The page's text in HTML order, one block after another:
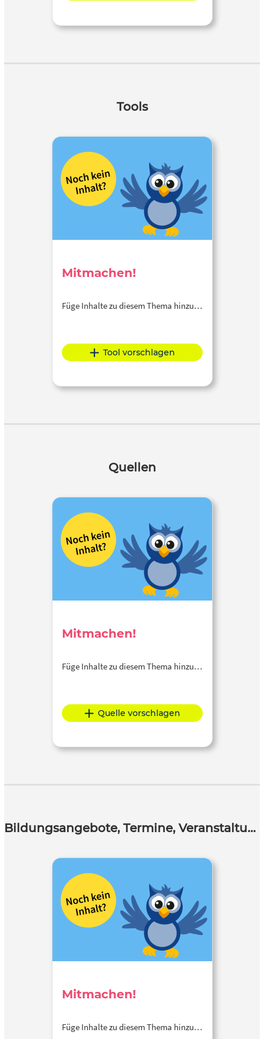
Tools
Mitmachen!
Füge Inhalte zu diesem Thema hinzu…
Tool vorschlagen
Quellen
Mitmachen!
Füge Inhalte zu diesem Thema hinzu…
Quelle vorschlagen
Bildungsangebote, Termine, Veranstaltungen
Mitmachen!
Füge Inhalte zu diesem Thema hinzu…